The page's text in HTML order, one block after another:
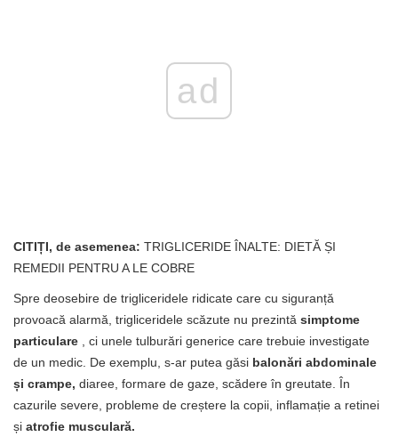
ad
CITIȚI, de asemenea: TRIGLICERIDE ÎNALTE: DIETĂ ȘI
REMEDII PENTRU A LE COBRE
Spre deosebire de trigliceridele ridicate care cu siguranță
provoacă alarmă, trigliceridele scăzute nu prezintă simptome
particulare , ci unele tulburări generice care trebuie investigate
de un medic. De exemplu, s-ar putea găsi balonări abdominale
și crampe, diaree, formare de gaze, scădere în greutate. În
cazurile severe, probleme de creștere la copii, inflamație a retinei
și atrofie musculară.